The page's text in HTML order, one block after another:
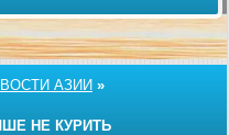
АЗИИ »
НЕ КУРИТЬ